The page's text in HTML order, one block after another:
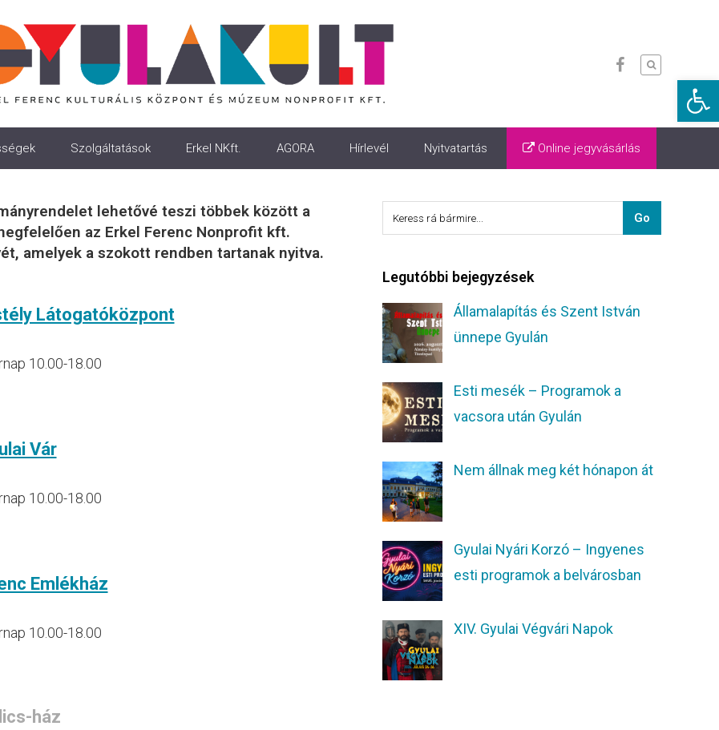
Szolgáltatások Erkel NKft. AGORA Hírlevél Nyitvatartás Online jegyvásárlás
lehetővé teszi többek között a
az Erkel Ferenc Nonprofit kft.
amelyek a szokott rendben tartanak nyitva.
Látogatóközpont
10.00-18.00
Vár
10.00-18.00
Emlékház
10.00-18.00
ház
Legutóbbi bejegyzések
Államalapítás és Szent István
ünnepe Gyulán
Esti mesék – Programok a
vacsora után Gyulán
Nem állnak meg két hónapon át
Gyulai Nyári Korzó – Ingyenes
esti programok a belvárosban
XIV. Gyulai Végvári Napok